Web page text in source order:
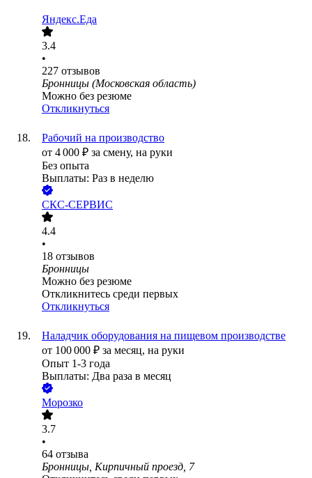
Яндекс.Еда
3.4
•
227 отзывов
Бронницы (Московская область)
Можно без резюме
Откликнуться
Рабочий на производство
от 4 000 ₽ за смену, на руки
Без опыта
Выплаты: Раз в неделю
СКС-СЕРВИС
4.4
•
18 отзывов
Бронницы
Можно без резюме
Откликнитесь среди первых
Откликнуться
Наладчик оборудования на пищевом производстве
от 100 000 ₽ за месяц, на руки
Опыт 1-3 года
Выплаты: Два раза в месяц
Морозко
3.7
•
64 отзыва
Бронницы, Кирпичный проезд, 7